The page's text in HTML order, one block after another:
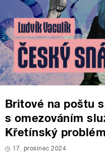
Britové na poštu
s omezováním
Křetínský
17. prosinec 2024